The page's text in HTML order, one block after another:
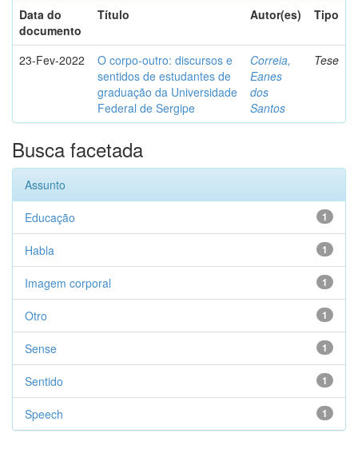
Data do
documento
Título Autor(es) Tipo
23-Fev-2022
O corpo-outro: discursos e
sentidos de estudantes de
graduação da Universidade
Federal de Sergipe
Correia,
Eanes
dos
Santos
Tese
Busca facetada
Assunto
1
Educação
1
Habla
1
Imagem corporal
1
Otro
1
Sense
1
Sentido
1
Speech